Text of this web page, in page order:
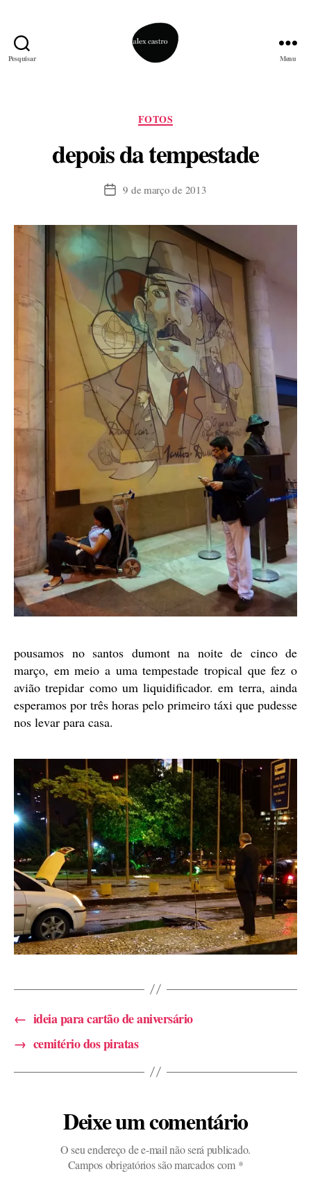
Pesquisar Menu
Categorias
FOTOS
depois da tempestade
Data9 de março de 2013
pousamos no santos dumont na noite de cinco de
março, em meio a uma tempestade tropical que fez o
avião trepidar como um liquidificador. em terra, ainda
esperamos por três horas pelo primeiro táxi que pudesse
nos levar para casa.
← ideia para cartão de aniversário
→ cemitério dos piratas
Deixe um comentário
O seu endereço de e-mail não será publicado.
Campos obrigatórios são marcados com *